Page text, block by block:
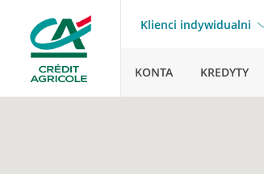
Klienci indywidualni
KONTA KREDYTY